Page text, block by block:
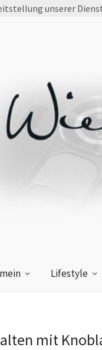
Lifestyle
mit
unserer